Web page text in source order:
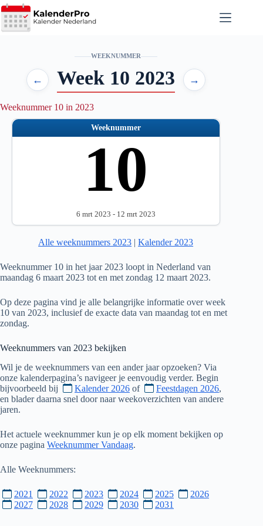
Ga
naar
de
WEEKNUMMER
← Week 10 2023 →
Weeknummer 10 in 2023
Weeknummer
10
6 mrt 2023 - 12 mrt 2023
Alle weeknummers 2023 |Kalender 2023
Weeknummer 10 in het jaar 2023 loopt in Nederland van
maandag 6 maart 2023 tot en met zondag 12 maart 2023.
Op deze pagina vind je alle belangrijke informatie over week
10 van 2023, inclusief de exacte data van maandag tot en met
zondag.
Weeknummers van 2023 bekijken
Wil je de weeknummers van een ander jaar opzoeken? Via
onze kalenderpagina’s navigeer je eenvoudig verder. Begin
bijvoorbeeld bij
Kalender 2026 of Feestdagen 2026,
en blader daarna snel door naar weekoverzichten van andere
jaren.
Het actuele weeknummer kun je op elk moment bekijken op
onze pagina Weeknummer Vandaag.
Alle Weeknummers:
2021 2022 2023 2024 2025
2026
2027
2028 2029 2030 2031